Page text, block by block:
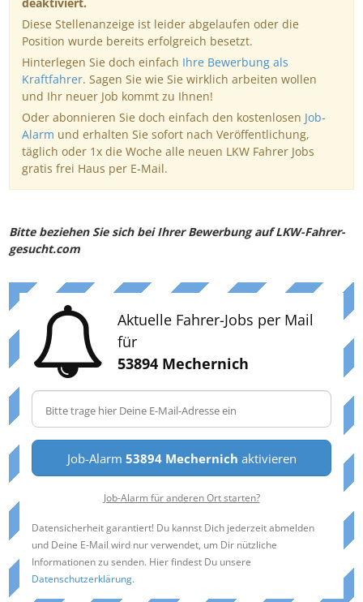
Diese Stellenanzeige ist leider abgelaufen oder die
Position wurde bereits erfolgreich besetzt.
Hinterlegen Sie doch einfach Ihre Bewerbung als
Kraftfahrer. Sagen Sie wie Sie wirklich arbeiten wollen
und Ihr neuer Job kommt zu Ihnen!
Oder abonnieren Sie doch einfach den kostenlosen Job-
Alarm und erhalten Sie sofort nach Veröffentlichung,
täglich oder 1x die Woche alle neuen LKW Fahrer Jobs
gratis frei Haus per E-Mail.
Bitte beziehen Sie sich bei Ihrer Bewerbung auf LKW-Fahrer-
gesucht.com
Aktuelle Fahrer-Jobs per Mail
für
53894 Mechernich
Job-Alarm 53894 Mechernich aktivieren
Job-Alarm für anderen Ort starten?
Datensicherheit garantiert! Du kannst Dich jederzeit abmelden
und Deine E-Mail wird nur verwendet, um Dir nützliche
Informationen zu senden. Hier findest Du unsere
Datenschutzerklärung.